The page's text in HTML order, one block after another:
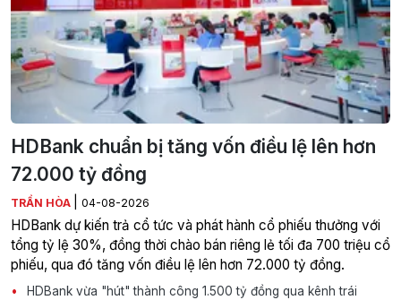
HDBank chuẩn bị tăng vốn điều lệ lên hơn
72.000 tỷ đồng
TRẦN HÒA 04-08-2026
HDBank dự kiến trả cổ tức và phát hành cổ phiếu thưởng với
tổng tỷ lệ 30%, đồng thời chào bán riêng lẻ tối đa 700 triệu cổ
phiếu, qua đó tăng vốn điều lệ lên hơn 72.000 tỷ đồng.
HDBank vừa "hút" thành công 1.500 tỷ đồng qua kênh trái